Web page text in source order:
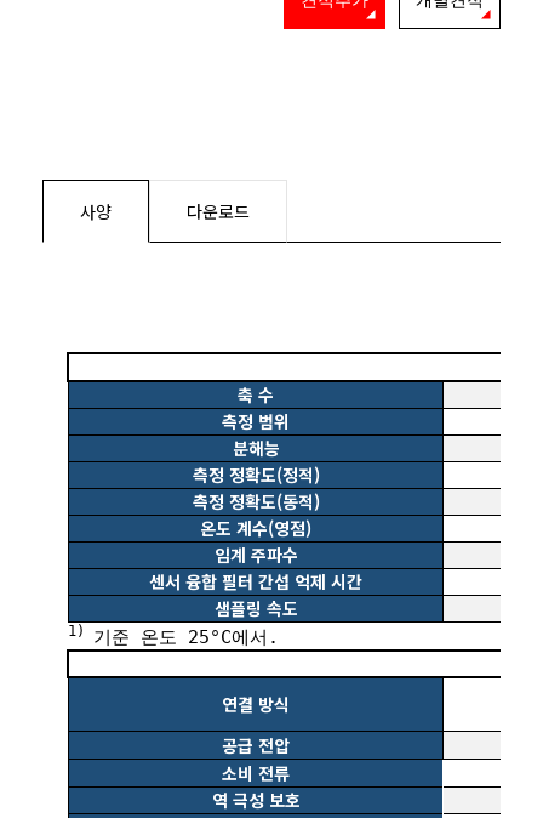
사양 다운로드
축 수
측정 범위
분해능
측정 정확도(정적)
측정 정확도(동적)
온도 계수(영점)
임계 주파수
센서 융합 필터 간섭 억제 시간
샘플링 속도
1) 기준 온도 25°C에서.
연결 방식
공급 전압
소비 전류
역 극성 보호